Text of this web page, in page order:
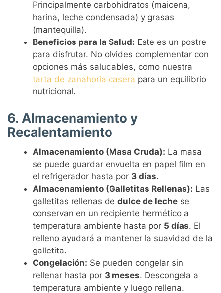
Principalmente carbohidratos (maicena,
harina, leche condensada) y grasas
(mantequilla).
Beneficios para la Salud: Este es un postre
para disfrutar. No olvides complementar con
opciones más saludables, como nuestra
tarta de zanahoria casera para un equilibrio
nutricional.
6. Almacenamiento y
Recalentamiento
Almacenamiento (Masa Cruda): La masa
se puede guardar envuelta en papel film en
el refrigerador hasta por 3 días.
Almacenamiento (Galletitas Rellenas): Las
galletitas rellenas dedulce de leche se
conservan en un recipiente hermético a
temperatura ambiente hasta por 5 días. El
relleno ayudará a mantener la suavidad de la
galletita.
Congelación: Se pueden congelar sin
rellenar hasta por 3 meses. Descongela a
temperatura ambiente y luego rellena.